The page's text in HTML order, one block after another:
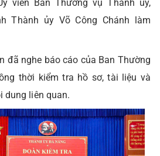
viên Ban Thường vụ Thành ủy,
Thành ủy Võ Công Chánh làm
đã nghe báo cáo của Ban Thường
thời kiểm tra hồ sơ, tài liệu và
dung liên quan.